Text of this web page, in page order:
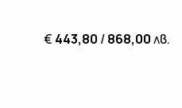
€ 443,80 /868,00лв.